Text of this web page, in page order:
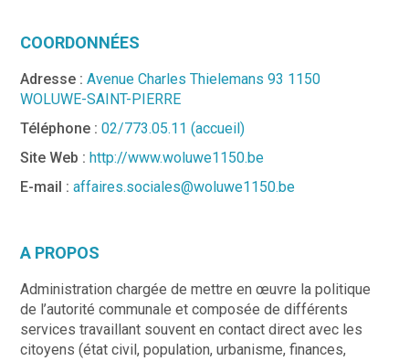
COORDONNÉES
Adresse : Avenue Charles Thielemans 93 1150
WOLUWE-SAINT-PIERRE
Téléphone :02/773.05.11 (accueil)
Site Web : http://www.woluwe1150.be
E-mail : affaires.sociales@woluwe1150.be
A PROPOS
Administration chargée de mettre en œuvre la politique
de l’autorité communale et composée de différents
services travaillant souvent en contact direct avec les
citoyens (état civil, population, urbanisme, finances,